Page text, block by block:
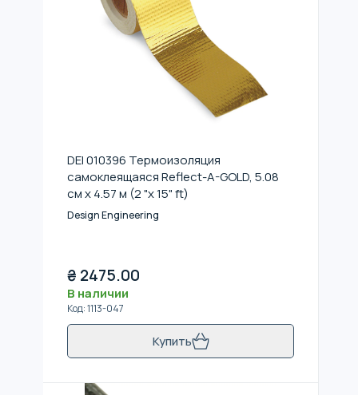
DEI 010396 Термоизоляция
самоклеящаяся Reflect-A-GOLD, 5.08
см x 4.57 м (2 "x 15" ft)
Design Engineering
₴ 2475.00
В наличии
Код:1113-047
Купить